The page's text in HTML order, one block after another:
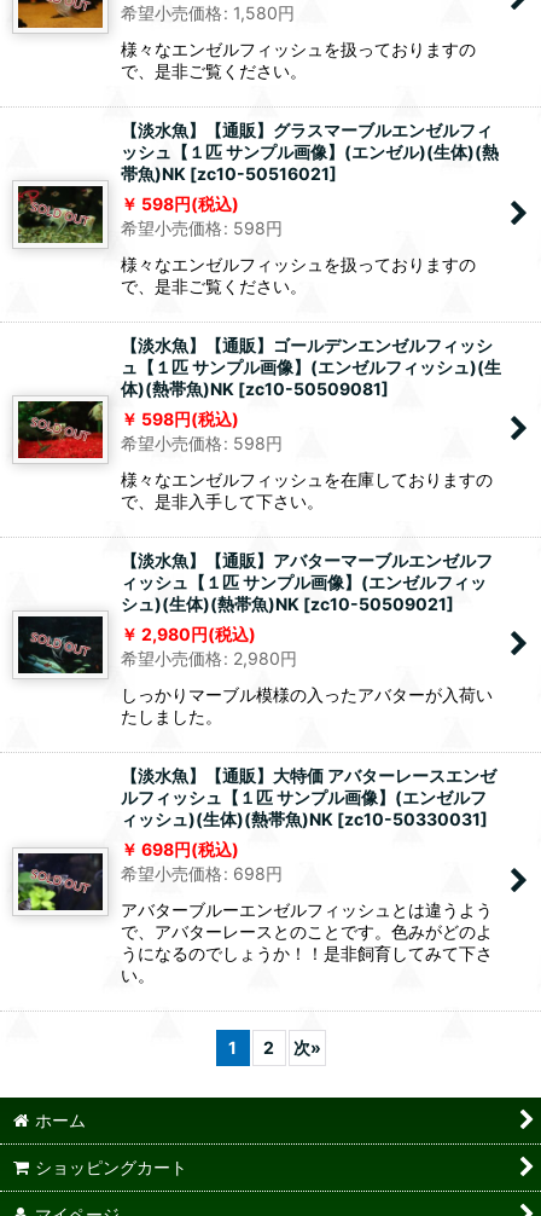
希望小売価格: 1,580円
様々なエンゼルフィッシュを扱っておりますの
で、是非ご覧ください。
【淡水魚】【通販】グラスマーブルエンゼルフィ
ッシュ【１匹 サンプル画像】(エンゼル)(生体)(熱
帯魚)NK [zc10-50516021]
598円(税込)
希望小売価格: 598円
様々なエンゼルフィッシュを扱っておりますの
で、是非ご覧ください。
【淡水魚】【通販】ゴールデンエンゼルフィッシ
ュ【１匹 サンプル画像】(エンゼルフィッシュ)(生
体)(熱帯魚)NK [zc10-50509081]
598円(税込)
希望小売価格: 598円
様々なエンゼルフィッシュを在庫しておりますの
で、是非入手して下さい。
【淡水魚】【通販】アバターマーブルエンゼルフ
ィッシュ【１匹 サンプル画像】(エンゼルフィッ
シュ)(生体)(熱帯魚)NK [zc10-50509021]
2,980円(税込)
希望小売価格: 2,980円
しっかりマーブル模様の入ったアバターが入荷い
たしました。
【淡水魚】【通販】大特価 アバターレースエンゼ
ルフィッシュ【１匹 サンプル画像】(エンゼルフ
ィッシュ)(生体)(熱帯魚)NK [zc10-50330031]
698円(税込)
希望小売価格: 698円
アバターブルーエンゼルフィッシュとは違うよう
で、アバターレースとのことです。色みがどのよ
うになるのでしょうか！！是非飼育してみて下さ
い。
1 2 次»
ホーム
ショッピングカート